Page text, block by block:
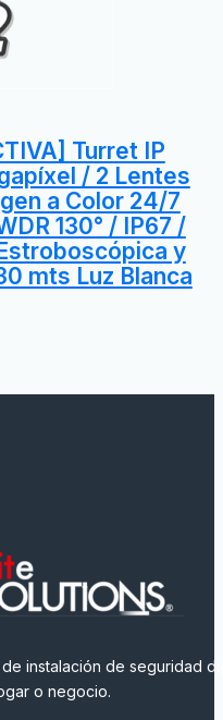
Turret IP
/ 2 Lentes
a Color 24/7
130° / IP67 /
y
mts Luz Blanca
instalación de seguridad
o negocio.